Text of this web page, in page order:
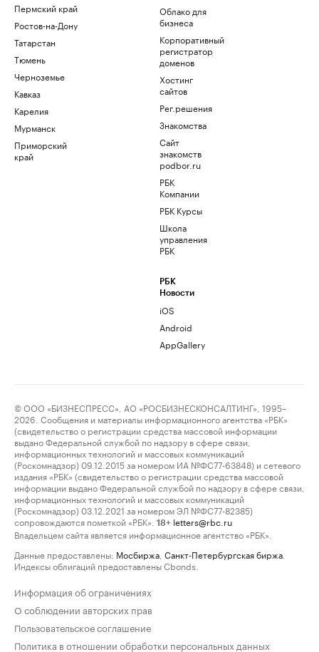
Пермский край
Ростов-на-Дону
Татарстан
Тюмень
Черноземье
Кавказ
Карелия
Мурманск
Приморский
край
Облако для
бизнеса
Корпоративный
регистратор
доменов
Хостинг
сайтов
Рег.решения
Знакомства
Сайт
знакомств
podbor.ru
РБК
Компании
РБК Курсы
Школа
управления
РБК
РБК
Новости
iOS
Android
AppGallery
© ООО «БИЗНЕСПРЕСС», АО «РОСБИЗНЕСКОНСАЛТИНГ», 1995–
2026. Сообщения и материалы информационного агентства «РБК»
(свидетельство о регистрации средства массовой информации
выдано Федеральной службой по надзору в сфере связи,
информационных технологий и массовых коммуникаций
(Роскомнадзор) 09.12.2015 за номером ИА №ФС77-63848) и сетевого
издания «РБК» (свидетельство о регистрации средства массовой
информации выдано Федеральной службой по надзору в сфере связи,
информационных технологий и массовых коммуникаций
(Роскомнадзор) 03.12.2021 за номером ЭЛ №ФС77-82385)
сопровождаются пометкой «РБК».
18+ letters@rbc.ru
Владельцем сайта является информационное агентство «РБК».
Данные предоставлены: Мосбиржа Санкт-Петербургская биржа
Индексы облигаций предоставлены Cbonds.
Информация об ограничениях
О соблюдении авторских прав
Пользовательское соглашение
Политика в отношении обработки персональных данных